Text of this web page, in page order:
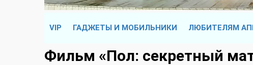
VIP ГАДЖЕТЫ И МОБИЛЬНИКИ ЛЮБИТЕЛЯМ
Фильм «Пол: секретный